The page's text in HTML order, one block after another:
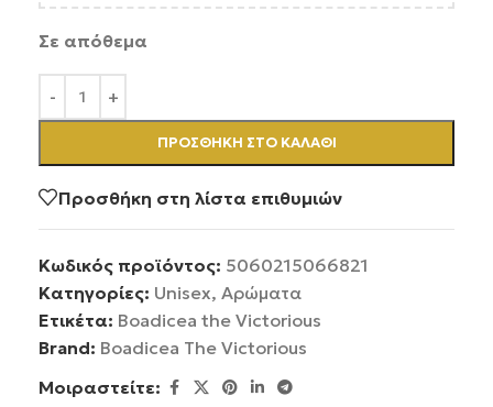
Σε απόθεμα
ΠΡΟΣΘΉΚΗ ΣΤΟ ΚΑΛΆΘΙ
Προσθήκη στη λίστα επιθυμιών
Κωδικός προϊόντος: 5060215066821
Κατηγορίες: Unisex, Αρώματα
Ετικέτα: Boadicea the Victorious
Brand: Boadicea The Victorious
Μοιραστείτε: